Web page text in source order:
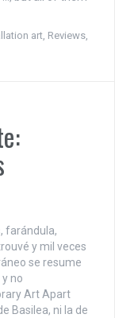
art Reviews
farándula,
y mil veces
se resume
no
Art Apart
Basilea, ni la de